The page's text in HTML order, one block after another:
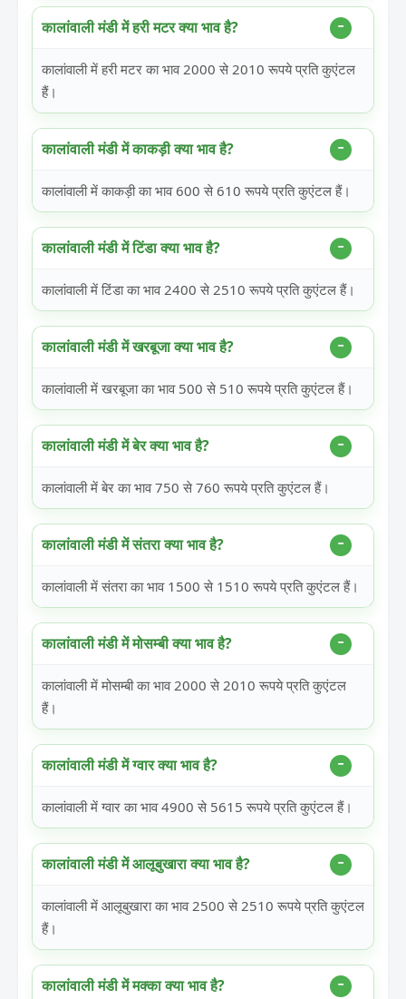
कालांवाली मंडी में हरी मटर क्या भाव है?
कालांवाली में हरी मटर का भाव 2000 से 2010 रूपये प्रति कुएंटल
हैं।
कालांवाली मंडी में काकड़ी क्या भाव है?
कालांवाली में काकड़ी का भाव 600 से 610 रूपये प्रति कुएंटल हैं।
कालांवाली मंडी में टिंडा क्या भाव है?
कालांवाली में टिंडा का भाव 2400 से 2510 रूपये प्रति कुएंटल हैं।
कालांवाली मंडी में खरबूजा क्या भाव है?
कालांवाली में खरबूजा का भाव 500 से 510 रूपये प्रति कुएंटल हैं।
कालांवाली मंडी में बेर क्या भाव है?
कालांवाली में बेर का भाव 750 से 760 रूपये प्रति कुएंटल हैं।
कालांवाली मंडी में संतरा क्या भाव है?
कालांवाली में संतरा का भाव 1500 से 1510 रूपये प्रति कुएंटल हैं।
कालांवाली मंडी में मोसम्बी क्या भाव है?
कालांवाली में मोसम्बी का भाव 2000 से 2010 रूपये प्रति कुएंटल
हैं।
कालांवाली मंडी में ग्वार क्या भाव है?
कालांवाली में ग्वार का भाव 4900 से 5615 रूपये प्रति कुएंटल हैं।
कालांवाली मंडी में आलूबुखारा क्या भाव है?
कालांवाली में आलूबुखारा का भाव 2500 से 2510 रूपये प्रति कुएंटल
हैं।
कालांवाली मंडी में मक्का क्या भाव है?